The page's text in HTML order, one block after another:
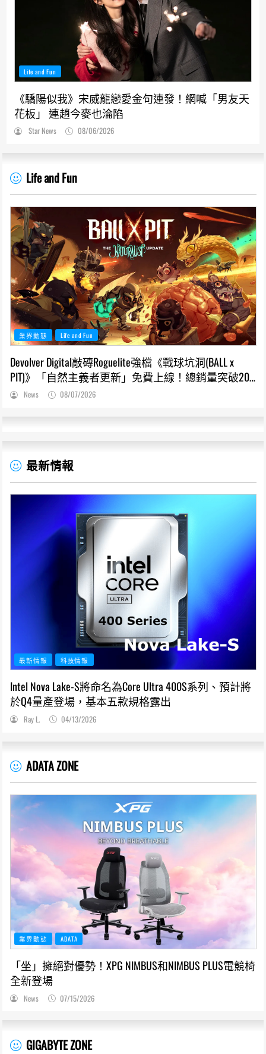
Life and Fun
《驕陽似我》宋威龍戀愛金句連發！網喊「男友天
花板」 連趙今麥也淪陷
Star News 08/06/2026
Life and Fun
業界動態 Life and Fun
Devolver Digital敲磚Roguelite強檔《戰球坑洞(BALL x
PIT)》「自然主義者更新」免費上線！總銷量突破200
萬份，遊戲史低66折熱銷中
News 08/07/2026
最新情報
最新情報 科技情報
Intel Nova Lake-S將命名為Core Ultra 400S系列、預計將
於Q4量產登場，基本五款規格露出
Ray L. 04/13/2026
ADATA ZONE
業界動態 ADATA
「坐」擁絕對優勢！XPG NIMBUS和NIMBUS PLUS電競椅
全新登場
News 07/15/2026
GIGABYTE ZONE